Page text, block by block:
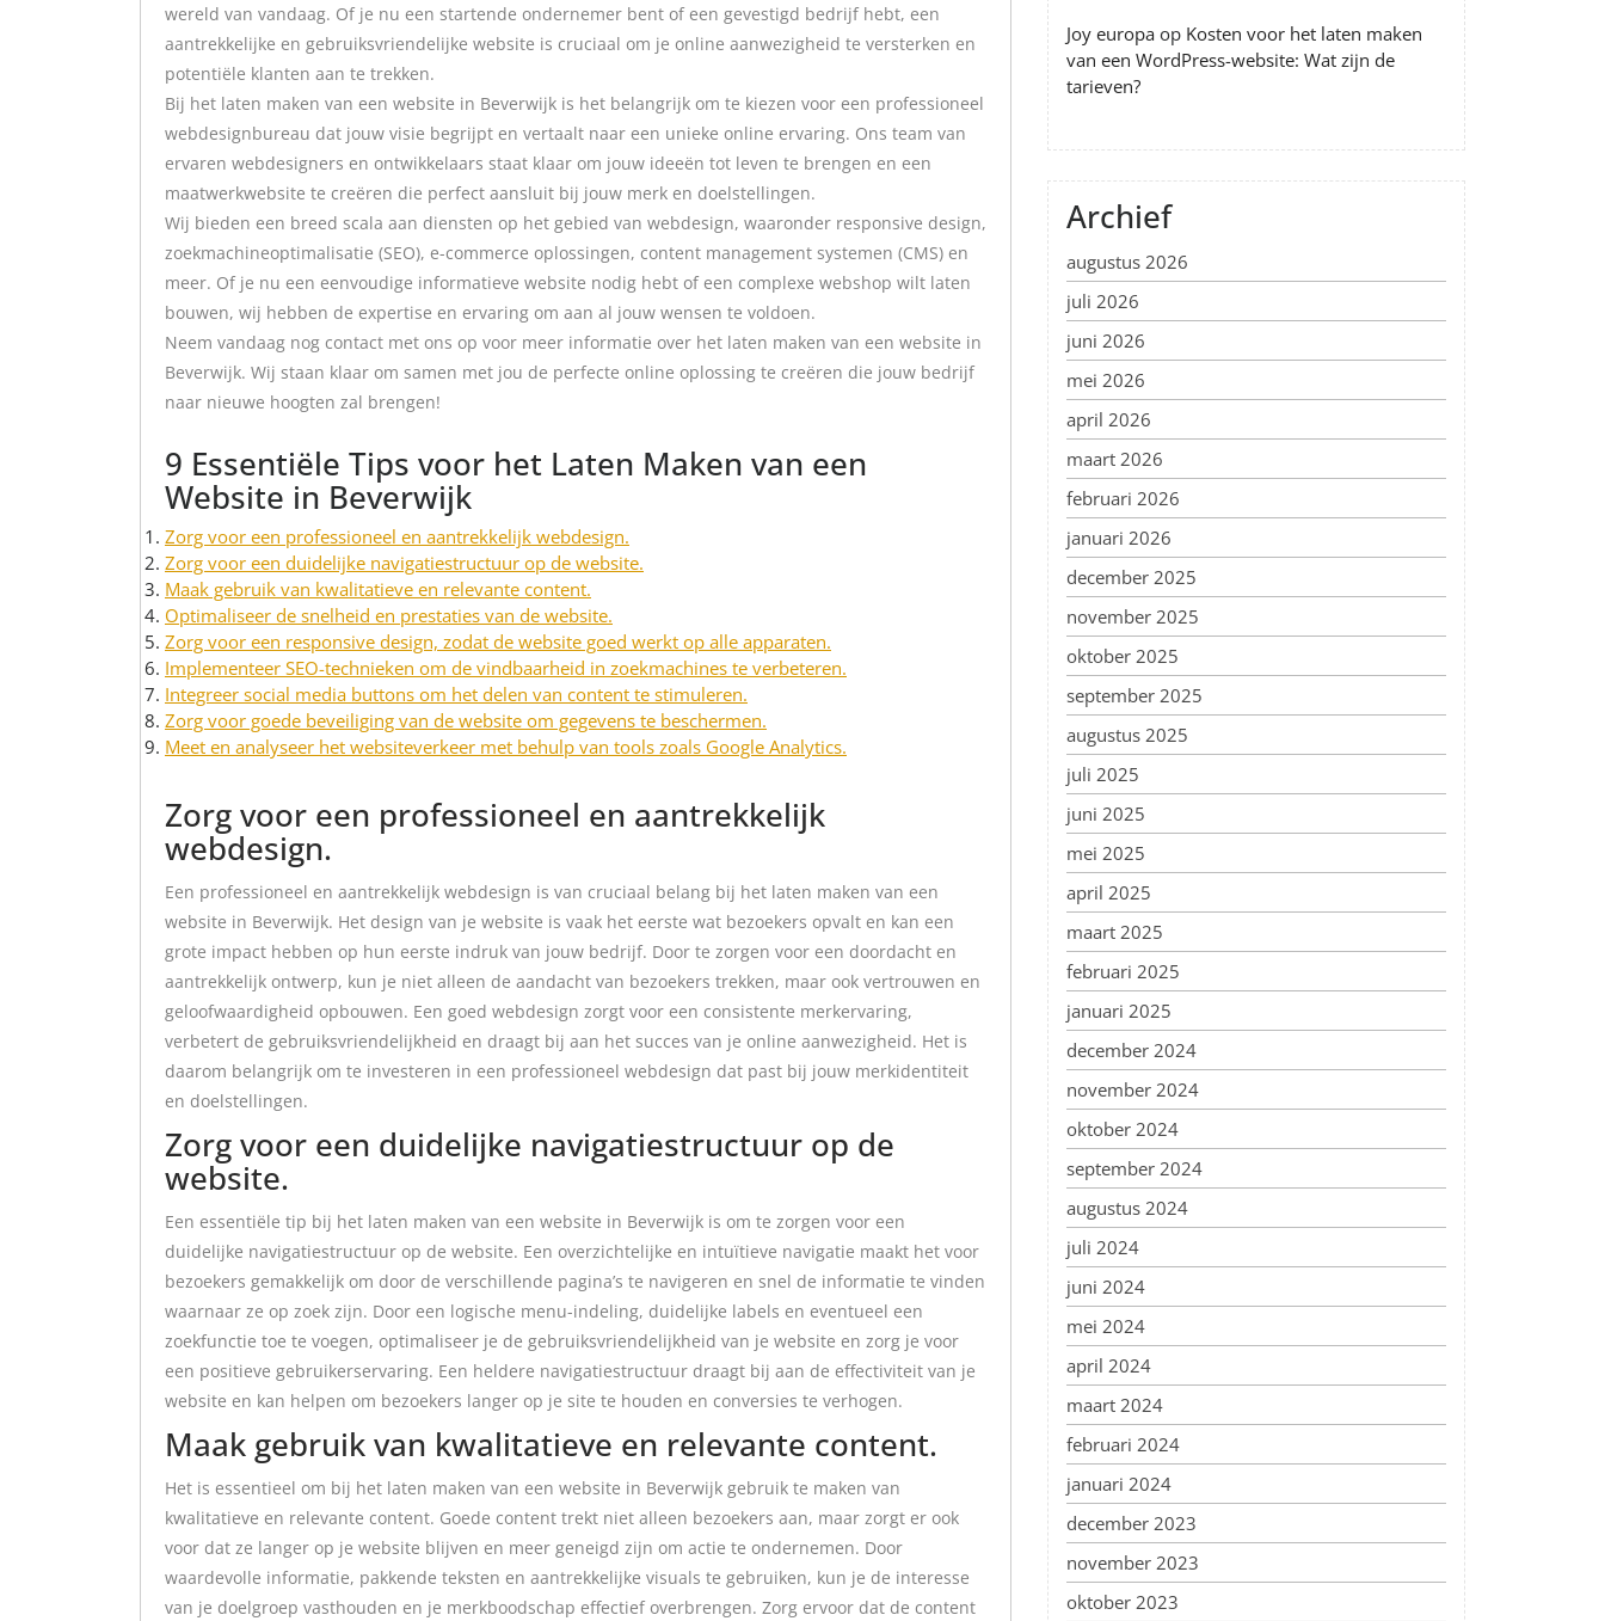
wereld van vandaag. Of je nu een startende ondernemer bent of een gevestigd bedrijf hebt, een
aantrekkelijke en gebruiksvriendelijke website is cruciaal om je online aanwezigheid te versterken en
potentiële klanten aan te trekken.
Bij het laten maken van een website in Beverwijk is het belangrijk om te kiezen voor een professioneel
webdesignbureau dat jouw visie begrijpt en vertaalt naar een unieke online ervaring. Ons team van
ervaren webdesigners en ontwikkelaars staat klaar om jouw ideeën tot leven te brengen en een
maatwerkwebsite te creëren die perfect aansluit bij jouw merk en doelstellingen.
Wij bieden een breed scala aan diensten op het gebied van webdesign, waaronder responsive design,
zoekmachineoptimalisatie (SEO), e-commerce oplossingen, content management systemen (CMS) en
meer. Of je nu een eenvoudige informatieve website nodig hebt of een complexe webshop wilt laten
bouwen, wij hebben de expertise en ervaring om aan al jouw wensen te voldoen.
Neem vandaag nog contact met ons op voor meer informatie over het laten maken van een website in
Beverwijk. Wij staan klaar om samen met jou de perfecte online oplossing te creëren die jouw bedrijf
naar nieuwe hoogten zal brengen!
9 Essentiële Tips voor het Laten Maken van een
Website in Beverwijk
Zorg voor een professioneel en aantrekkelijk webdesign.
Zorg voor een duidelijke navigatiestructuur op de website.
Maak gebruik van kwalitatieve en relevante content.
Optimaliseer de snelheid en prestaties van de website.
Zorg voor een responsive design, zodat de website goed werkt op alle apparaten.
Implementeer SEO-technieken om de vindbaarheid in zoekmachines te verbeteren.
Integreer social media buttons om het delen van content te stimuleren.
Zorg voor goede beveiliging van de website om gegevens te beschermen.
Meet en analyseer het websiteverkeer met behulp van tools zoals Google Analytics.
Zorg voor een professioneel en aantrekkelijk
webdesign.
Een professioneel en aantrekkelijk webdesign is van cruciaal belang bij het laten maken van een
website in Beverwijk. Het design van je website is vaak het eerste wat bezoekers opvalt en kan een
grote impact hebben op hun eerste indruk van jouw bedrijf. Door te zorgen voor een doordacht en
aantrekkelijk ontwerp, kun je niet alleen de aandacht van bezoekers trekken, maar ook vertrouwen en
geloofwaardigheid opbouwen. Een goed webdesign zorgt voor een consistente merkervaring,
verbetert de gebruiksvriendelijkheid en draagt bij aan het succes van je online aanwezigheid. Het is
daarom belangrijk om te investeren in een professioneel webdesign dat past bij jouw merkidentiteit
en doelstellingen.
Zorg voor een duidelijke navigatiestructuur op de
website.
Een essentiële tip bij het laten maken van een website in Beverwijk is om te zorgen voor een
duidelijke navigatiestructuur op de website. Een overzichtelijke en intuïtieve navigatie maakt het voor
bezoekers gemakkelijk om door de verschillende pagina’s te navigeren en snel de informatie te vinden
waarnaar ze op zoek zijn. Door een logische menu-indeling, duidelijke labels en eventueel een
zoekfunctie toe te voegen, optimaliseer je de gebruiksvriendelijkheid van je website en zorg je voor
een positieve gebruikerservaring. Een heldere navigatiestructuur draagt bij aan de effectiviteit van je
website en kan helpen om bezoekers langer op je site te houden en conversies te verhogen.
Maak gebruik van kwalitatieve en relevante content.
Het is essentieel om bij het laten maken van een website in Beverwijk gebruik te maken van
kwalitatieve en relevante content. Goede content trekt niet alleen bezoekers aan, maar zorgt er ook
voor dat ze langer op je website blijven en meer geneigd zijn om actie te ondernemen. Door
waardevolle informatie, pakkende teksten en aantrekkelijke visuals te gebruiken, kun je de interesse
van je doelgroep vasthouden en je merkboodschap effectief overbrengen. Zorg ervoor dat de content
Joy europa op Kosten voor het laten maken
van een WordPress-website: Wat zijn de
tarieven?
Archief
augustus 2026
juli 2026
juni 2026
mei 2026
april 2026
maart 2026
februari 2026
januari 2026
december 2025
november 2025
oktober 2025
september 2025
augustus 2025
juli 2025
juni 2025
mei 2025
april 2025
maart 2025
februari 2025
januari 2025
december 2024
november 2024
oktober 2024
september 2024
augustus 2024
juli 2024
juni 2024
mei 2024
april 2024
maart 2024
februari 2024
januari 2024
december 2023
november 2023
oktober 2023